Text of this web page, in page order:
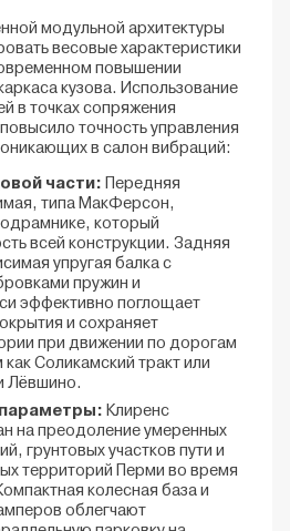
модульной архитектуры
весовые характеристики
повышении
кузова. Использование
в точках сопряжения
точность управления
в салон вибраций:
части: Передняя
типа МакФерсон,
который
всей конструкции. Задняя
упругая балка с
пружин и
эффективно поглощает
и сохраняет
при движении по дорогам
Соликамский тракт или
Лёвшино.
параметры: Клиренс
на преодоление умеренных
грунтовых участков пути и
территорий Перми во время
колесная база и
облегчают